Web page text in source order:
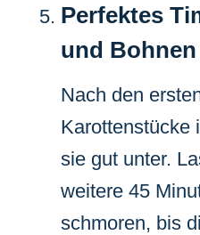
Perfektes
und
Nach den
Karottenstücke
sie gut unter.
weitere 45
schmoren, bis